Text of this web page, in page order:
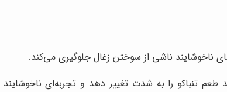
ناخوشایند ناشی از سوختن زغال جلوگیری می‌کند.
تنباکو را به شدت تغییر دهد و تجربه‌ای ناخوشایند